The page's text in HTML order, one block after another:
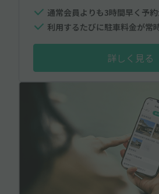
通常会員よりも3時間早く予
利用するたびに駐車料金が常
詳しく見る